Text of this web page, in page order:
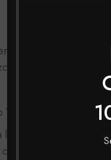
apropiado
con 135ml de
Aplica de
la mezcla en la raíz
agua.